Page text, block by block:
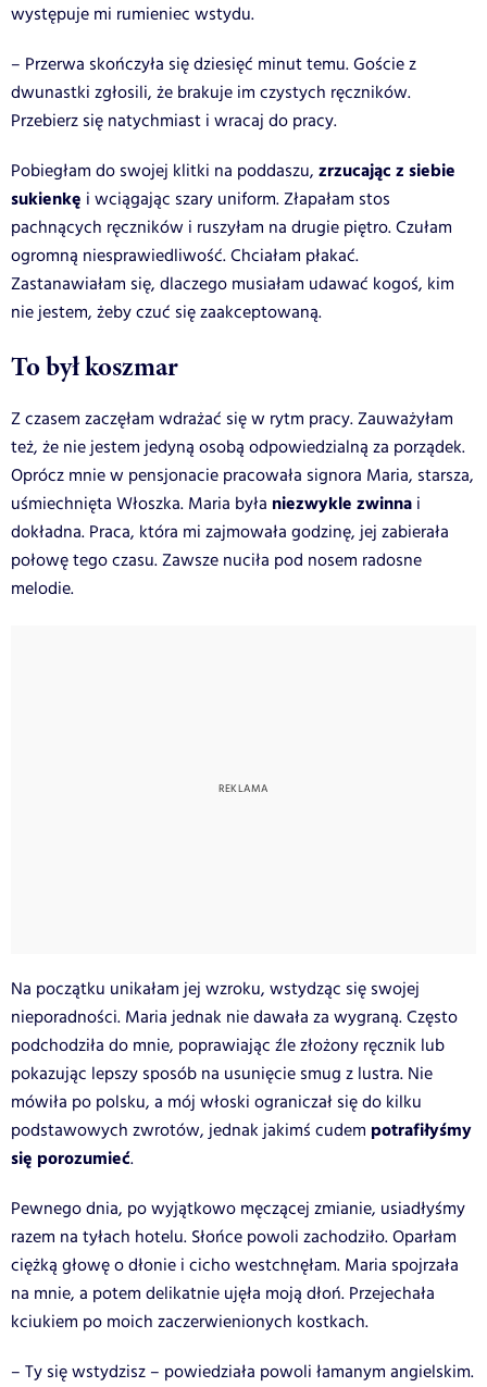
występuje mi rumieniec wstydu.
– Przerwa skończyła się dziesięć minut temu. Goście z
dwunastki zgłosili, że brakuje im czystych ręczników.
Przebierz się natychmiast i wracaj do pracy.
Pobiegłam do swojej klitki na poddaszu, zrzucając z siebie
sukienkę i wciągając szary uniform. Złapałam stos
pachnących ręczników i ruszyłam na drugie piętro. Czułam
ogromną niesprawiedliwość. Chciałam płakać.
Zastanawiałam się, dlaczego musiałam udawać kogoś, kim
nie jestem, żeby czuć się zaakceptowaną.
To był koszmar
Z czasem zaczęłam wdrażać się w rytm pracy. Zauważyłam
też, że nie jestem jedyną osobą odpowiedzialną za porządek.
Oprócz mnie w pensjonacie pracowała signora Maria, starsza,
uśmiechnięta Włoszka. Maria była niezwykle zwinna i
dokładna. Praca, która mi zajmowała godzinę, jej zabierała
połowę tego czasu. Zawsze nuciła pod nosem radosne
melodie.
Na początku unikałam jej wzroku, wstydząc się swojej
nieporadności. Maria jednak nie dawała za wygraną. Często
podchodziła do mnie, poprawiając źle złożony ręcznik lub
pokazując lepszy sposób na usunięcie smug z lustra. Nie
mówiła po polsku, a mój włoski ograniczał się do kilku
podstawowych zwrotów, jednak jakimś cudem potrafiłyśmy
się porozumieć.
Pewnego dnia, po wyjątkowo męczącej zmianie, usiadłyśmy
razem na tyłach hotelu. Słońce powoli zachodziło. Oparłam
ciężką głowę o dłonie i cicho westchnęłam. Maria spojrzała
na mnie, a potem delikatnie ujęła moją dłoń. Przejechała
kciukiem po moich zaczerwienionych kostkach.
– Ty się wstydzisz – powiedziała powoli łamanym angielskim.